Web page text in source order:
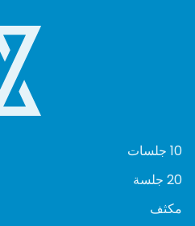
10 جلسات
20 جلسة
مكثف